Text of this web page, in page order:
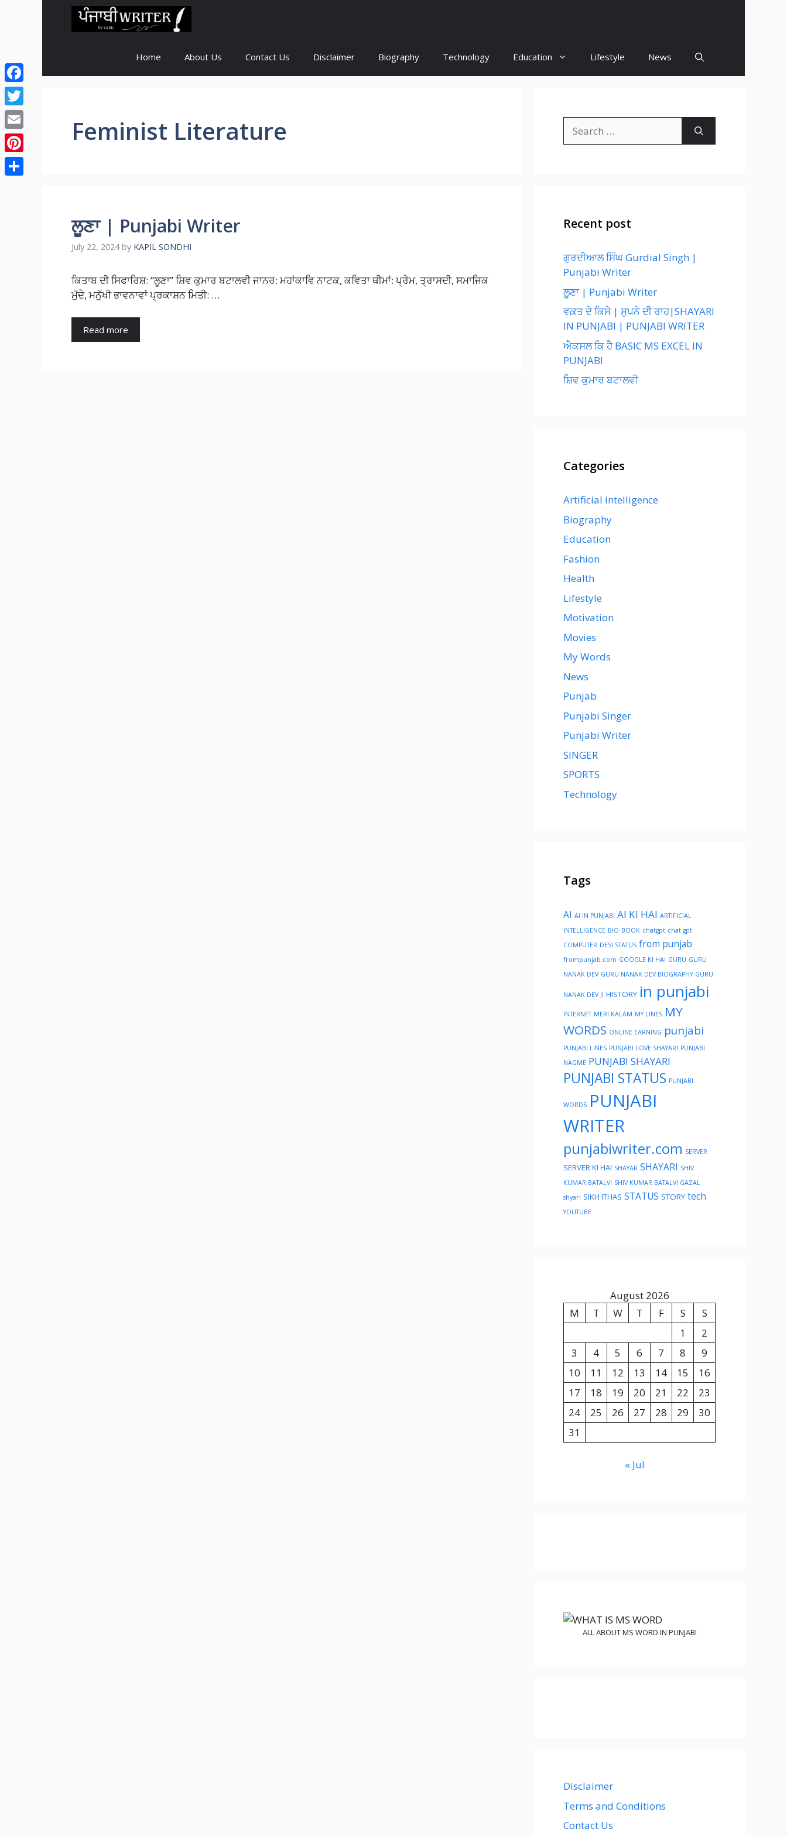
Home About Us Contact Us Disclaimer Biography Technology Education Lifestyle News
Feminist Literature
ਲੂਣਾ | Punjabi Writer
July 22, 2024 by KAPIL SONDHI
ਕਿਤਾਬ ਦੀ ਸਿਫਾਰਿਸ਼: “ਲੂਣਾ” ਸ਼ਿਵ ਕੁਮਾਰ ਬਟਾਲਵੀ ਜਾਨਰ: ਮਹਾਂਕਾਵਿ ਨਾਟਕ, ਕਵਿਤਾ ਥੀਮਾਂ: ਪ੍ਰੇਮ, ਤ੍ਰਾਸਦੀ, ਸਮਾਜਿਕ
ਮੁੱਦੇ, ਮਨੁੱਖੀ ਭਾਵਨਾਵਾਂ ਪ੍ਰਕਾਸ਼ਨ ਮਿਤੀ: …
Read more
for:
Recent post
ਗੁਰਦੀਆਲ ਸਿੰਘ Gurdial Singh |
Punjabi Writer
ਲੂਣਾ | Punjabi Writer
ਵਕ਼ਤ ਦੇ ਕਿਸੇ | ਸੁਪਨੇ ਦੀ ਰਾਹ|SHAYARI
IN PUNJABI | PUNJABI WRITER
ਐਕਸਲ ਕਿ ਹੈ BASIC MS EXCEL IN
PUNJABI
ਸ਼ਿਵ ਕੁਮਾਰ ਬਟਾਲਵੀ
Categories
Artificial intelligence
Biography
Education
Fashion
Health
Lifestyle
Motivation
Movies
My Words
News
Punjab
Punjabi Singer
Punjabi Writer
SINGER
SPORTS
Technology
Tags
AI AI IN PUNJABI AI KI HAI ARTIFICIAL
INTELLIGENCE BIO BOOK chatgpt chat gpt
COMPUTER DESI STATUS from punjab
frompunjab.com GOOGLE KI HAI GURU GURU
NANAK DEV GURU NANAK DEV BIOGRAPHY GURU
NANAK DEV JI HISTORY in punjabi
INTERNET MERI KALAM MY LINES MY
WORDS ONLINE EARNING punjabi
PUNJABI LINES PUNJABI LOVE SHAYARI PUNJABI
NAGME PUNJABI SHAYARI
PUNJABI STATUS PUNJABI
WORDS PUNJABI
WRITER
punjabiwriter.com SERVER
SERVER KI HAI SHAYAR SHAYARI SHIV
KUMAR BATALVI SHIV KUMAR BATALVI GAZAL
shyari SIKH ITHAS STATUS STORY tech
YOUTUBE
August 2026
M
T W T F S
S
1
2
3
4 5 6 7 8
9
10
11 12 13 14 15
16
17
18 19 20 21 22
23
24
25 26 27 28 29
30
31
« Jul
ALL ABOUT MS WORD IN PUNJABI
Disclaimer
Terms and Conditions
Contact Us
Facebook
Twitter
Email
Pinterest